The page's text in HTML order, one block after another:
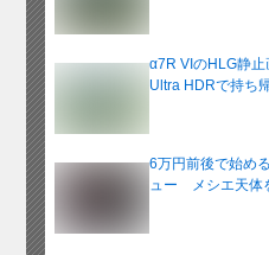
α7R VIのHLG静
Ultra HDRで持ち
6万円前後で始め
ュー メシエ天体